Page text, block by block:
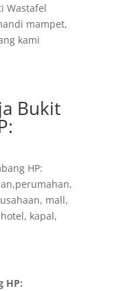
Wastafel
mampet,
kami
Bukit
HP:
mall,
kapal,
HP: